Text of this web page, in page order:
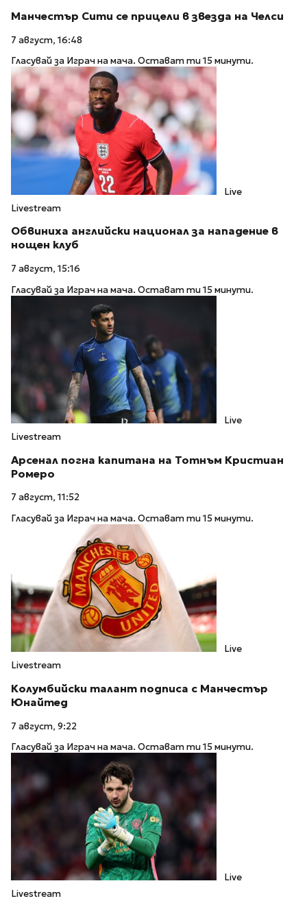
Манчестър Сити се прицели в звезда на Челси
7 август, 16:48
Гласувай за Играч на мача. Остават ти 15 минути.
Live
Livestream
Обвиниха английски национал за нападение в
нощен клуб
7 август, 15:16
Гласувай за Играч на мача. Остават ти 15 минути.
Live
Livestream
Арсенал погна капитана на Тотнъм Кристиан
Ромеро
7 август, 11:52
Гласувай за Играч на мача. Остават ти 15 минути.
Live
Livestream
Колумбийски талант подписа с Манчестър
Юнайтед
7 август, 9:22
Гласувай за Играч на мача. Остават ти 15 минути.
Live
Livestream